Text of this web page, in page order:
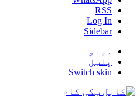
RSS
Log In
Sidebar
مینو
پلټل
Switch skin